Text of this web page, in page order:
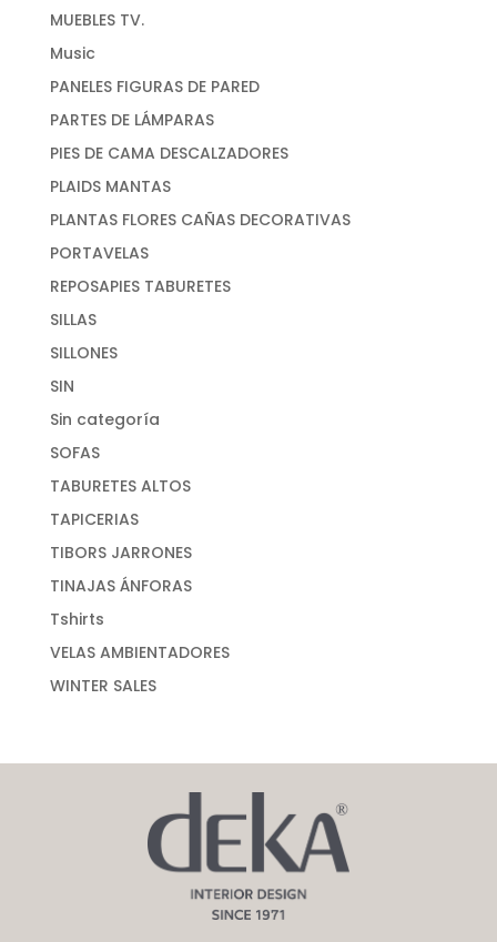
MUEBLES TV.
Music
PANELES FIGURAS DE PARED
PARTES DE LÁMPARAS
PIES DE CAMA DESCALZADORES
PLAIDS MANTAS
PLANTAS FLORES CAÑAS DECORATIVAS
PORTAVELAS
REPOSAPIES TABURETES
SILLAS
SILLONES
SIN
Sin categoría
SOFAS
TABURETES ALTOS
TAPICERIAS
TIBORS JARRONES
TINAJAS ÁNFORAS
Tshirts
VELAS AMBIENTADORES
WINTER SALES